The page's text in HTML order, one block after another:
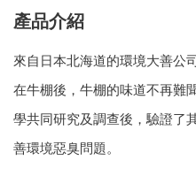
產品介紹
來自日本北海道的環境大善公
在牛棚後，牛棚的味道不再難
學共同研究及調查後，驗證了
善環境惡臭問題。